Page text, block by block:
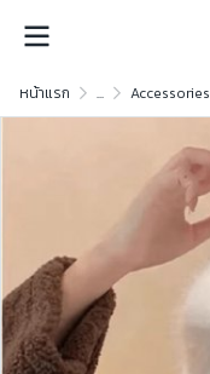
หน้าแรก ... Accessories